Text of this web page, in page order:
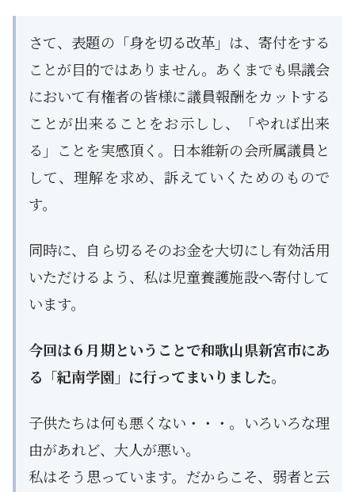
さて、表題の「身を切る改革」は、寄付をする
ことが目的ではありません。あくまでも県議会
において有権者の皆様に議員報酬をカットする
ことが出来ることをお示しし、「やれば出来
る」ことを実感頂く。日本維新の会所属議員と
して、理解を求め、訴えていくためのもので
す。
同時に、自ら切るそのお金を大切にし有効活用
いただけるよう、私は児童養護施設へ寄付して
います。
今回は６月期ということで和歌山県新宮市にあ
る「紀南学園」に行ってまいりました。
子供たちは何も悪くない・・・。いろいろな理
由があれど、大人が悪い。
私はそう思っています。だからこそ、弱者と云